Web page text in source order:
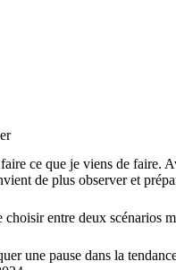
ce que je viens de faire.
de plus observer et
entre deux scénarios
une pause dans la